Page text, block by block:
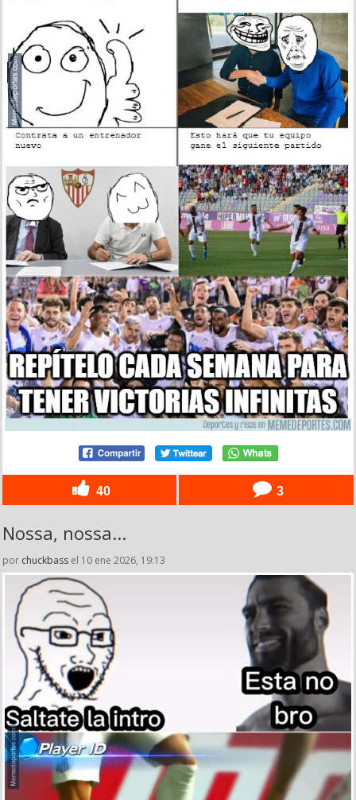
40 3
Nossa, nossa...
por chuckbass el 10 ene 2026, 19:13